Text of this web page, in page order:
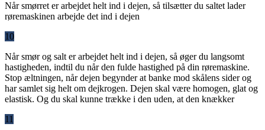
Når smørret er arbejdet helt ind i dejen, så tilsætter du saltet lader
røremaskinen arbejde det ind i dejen
10
Når smør og salt er arbejdet helt ind i dejen, så øger du langsomt
hastigheden, indtil du når den fulde hastighed på din røremaskine.
Stop æltningen, når dejen begynder at banke mod skålens sider og
har samlet sig helt om dejkrogen. Dejen skal være homogen, glat og
elastisk. Og du skal kunne trække i den uden, at den knækker
11